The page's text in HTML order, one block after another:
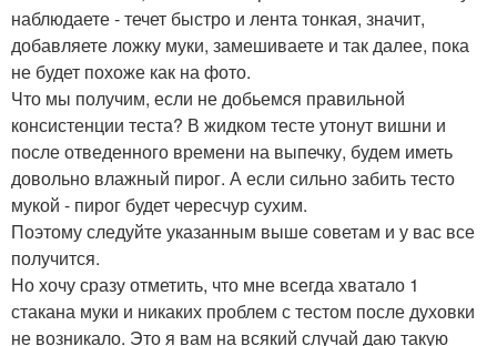
наблюдаете - течет быстро и лента тонкая, значит,
добавляете ложку муки, замешиваете и так далее, пока
не будет похоже как на фото.
Что мы получим, если не добьемся правильной
консистенции теста? В жидком тесте утонут вишни и
после отведенного времени на выпечку, будем иметь
довольно влажный пирог. А если сильно забить тесто
мукой - пирог будет чересчур сухим.
Поэтому следуйте указанным выше советам и у вас все
получится.
Но хочу сразу отметить, что мне всегда хватало 1
стакана муки и никаких проблем с тестом после духовки
не возникало. Это я вам на всякий случай даю такую